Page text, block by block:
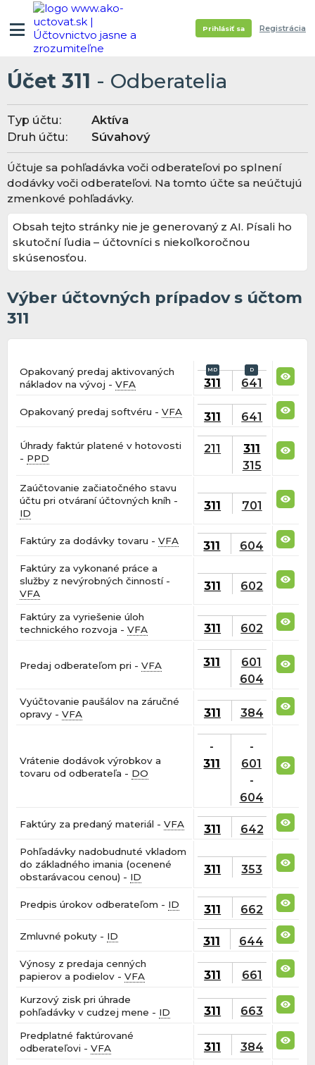
Prihlásiť sa Registrácia
Účet 311 - Odberatelia
Typ účtu:
Aktíva
Druh účtu:
Súvahový
Účtuje sa pohľadávka voči odberateľovi po splnení
dodávky voči odberateľovi. Na tomto účte sa neúčtujú
zmenkové pohľadávky.
Obsah tejto stránky nie je generovaný z AI. Písali ho
skutoční ľudia – účtovníci s niekoľkoročnou
skúsenosťou.
Výber účtovných prípadov s účtom
311
Opakovaný predaj aktivovaných
nákladov na vývoj -VFA 311 641
Opakovaný predaj softvéru -VFA 311 641
Úhrady faktúr platené v hotovosti
- PPD
211
311
315
Zaúčtovanie začiatočného stavu
účtu pri otváraní účtovných kníh -
ID
311 701
Faktúry za dodávky tovaru -VFA 311 604
Faktúry za vykonané práce a
služby z nevýrobných činností -
VFA
311 602
Faktúry za vyriešenie úloh
technického rozvoja -VFA 311 602
Predaj odberateľom pri -VFA 311
601
604
Vyúčtovanie paušálov na záručné
opravy -VFA 311 384
Vrátenie dodávok výrobkov a
tovaru od odberateľa - DO
-
311
-
601
-
604
Faktúry za predaný materiál -VFA 311 642
Pohľadávky nadobudnuté vkladom
do základného imania (ocenené
obstarávacou cenou) - ID
311 353
Predpis úrokov odberateľom - ID 311 662
Zmluvné pokuty - ID 311 644
Výnosy z predaja cenných
papierov a podielov -VFA 311 661
Kurzový zisk pri úhrade
pohľadávky v cudzej mene - ID 311 663
Predplatné faktúrované
odberateľovi -VFA 311 384